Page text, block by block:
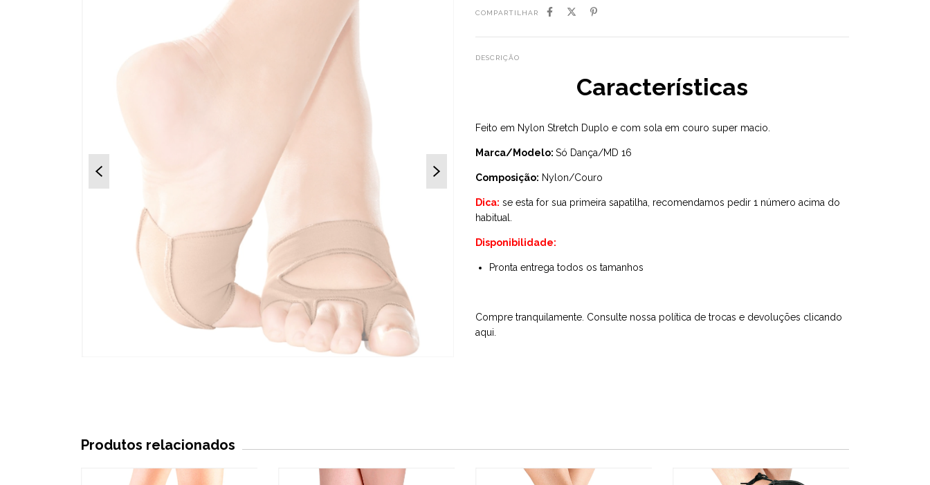
COMPARTILHAR
DESCRIÇÃO
Características
Feito em Nylon Stretch Duplo e com sola em couro super macio.
Marca/Modelo: Só Dança/MD 16
Composição: Nylon/Couro
Dica: se esta for sua primeira sapatilha, recomendamos pedir 1 número acima do
habitual.
Disponibilidade:
Pronta entrega todos os tamanhos
Compre tranquilamente. Consulte nossa política de trocas e devoluções clicando
aqui
Produtos relacionados